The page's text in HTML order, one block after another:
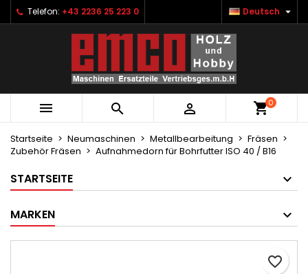
Telefon: +43 2236 25 223 0 Deutsch 
   0
Startseite Neumaschinen Metallbearbeitung
Fräsen
Zubehör Fräsen
Aufnahmedorn für Bohrfutter ISO 40 / B16
STARTSEITE
MARKEN
favorite_border
Ihre Wunschlisten ×
Neue Liste anlegen
Wunschliste erstellen ×
Name der Wunschliste
Abbrechen Wunschliste erstellen
Anmelden ×
Sie müssen angemeldet sein, um Artikel Ihrer
Wunschliste hinzufügen zu können.
Abbrechen Anmelden